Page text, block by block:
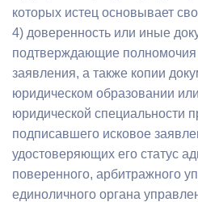
которых истец основывает
4) доверенность или иные
подтверждающие полномочия
заявления, а также копии
юридическом образовании
юридической специальности
подписавшего исковое
удостоверяющих его статус
поверенного, арбитражного
единоличного органа